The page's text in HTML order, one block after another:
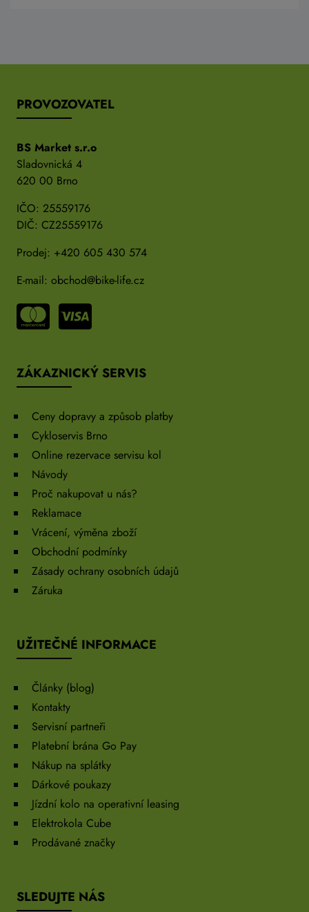
PROVOZOVATEL
BS Market s.r.o
Sladovnická 4
620 00 Brno
IČO: 25559176
DIČ: CZ25559176
Prodej: +420 605 430 574
E-mail: obchod@bike-life.cz
ZÁKAZNICKÝ SERVIS
Ceny dopravy a způsob platby
Cykloservis Brno
Online rezervace servisu kol
Návody
Proč nakupovat u nás?
Reklamace
Vrácení, výměna zboží
Obchodní podmínky
Zásady ochrany osobních údajů
Záruka
UŽITEČNÉ INFORMACE
Články (blog)
Kontakty
Servisní partneři
Platební brána Go Pay
Nákup na splátky
Dárkové poukazy
Jízdní kolo na operativní leasing
Elektrokola Cube
Prodávané značky
SLEDUJTE NÁS